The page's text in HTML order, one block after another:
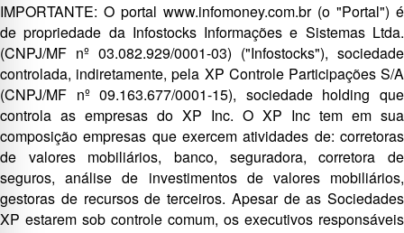
IMPORTANTE: O portal www.infomoney.com.br (o "Portal") é
de propriedade da Infostocks Informações e Sistemas Ltda.
(CNPJ/MF nº 03.082.929/0001-03) ("Infostocks"), sociedade
controlada, indiretamente, pela XP Controle Participações S/A
(CNPJ/MF nº 09.163.677/0001-15), sociedade holding que
controla as empresas do XP Inc. O XP Inc tem em sua
composição empresas que exercem atividades de: corretoras
de valores mobiliários, banco, seguradora, corretora de
seguros, análise de investimentos de valores mobiliários,
gestoras de recursos de terceiros. Apesar de as Sociedades
XP estarem sob controle comum, os executivos responsáveis